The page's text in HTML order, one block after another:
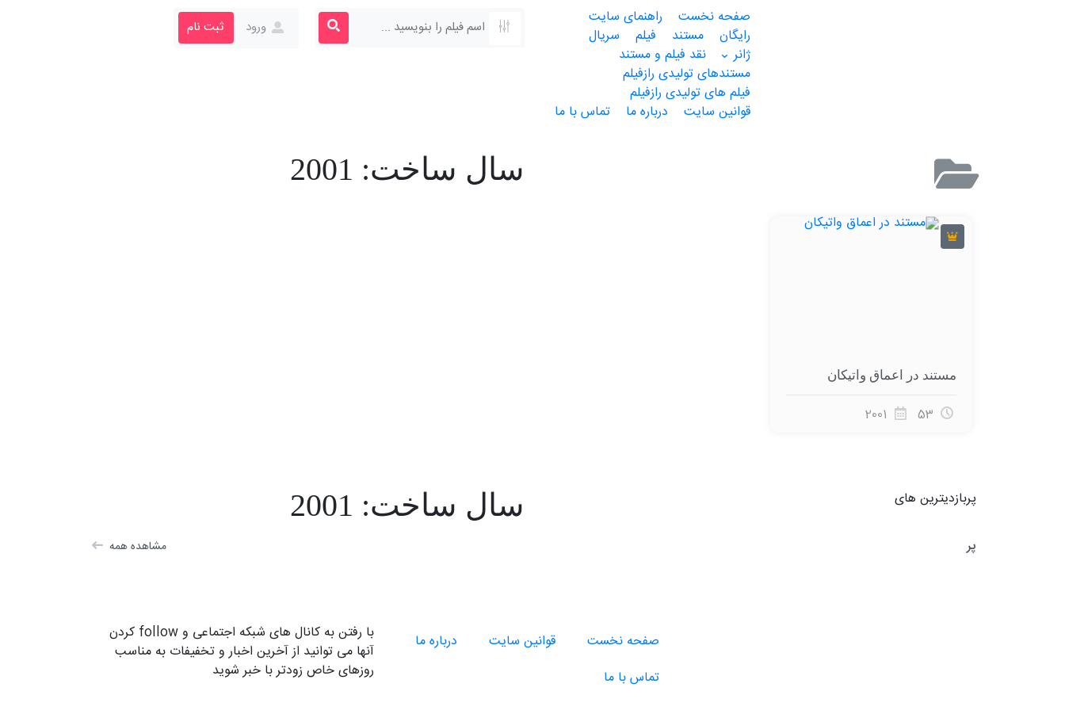
صفحه نخست
راهنمای سایت
رایگان
مستند فیلم
سریال
ژانر
نقد فیلم و مستند
مستندهای تولیدی رازفیلم
فیلم های تولیدی رازفیلم
قوانین سایت
درباره ما تماس با ما
ورود ثبت نام
سال ساخت: 2001
مستند در اعماق واتیکان
53
2001
پربازدیترین های سال ساخت: 2001
پر مشاهده همه
صفحه نخست قوانین سایت
درباره ما
تماس با ما
با رفتن به کانال های شبکه اجتماعی و follow کردن
آنها می توانید از آخرین اخبار و تخفیفات به مناسب
روزهای خاص زودتر با خبر شوید